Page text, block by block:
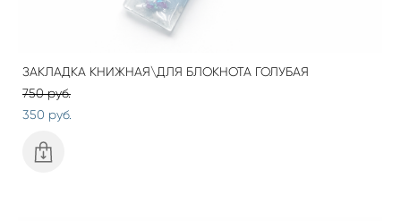
ЗАКЛАДКА КНИЖНАЯ\ДЛЯ БЛОКНОТА ГОЛУБАЯ
750 pуб.
350 pуб.